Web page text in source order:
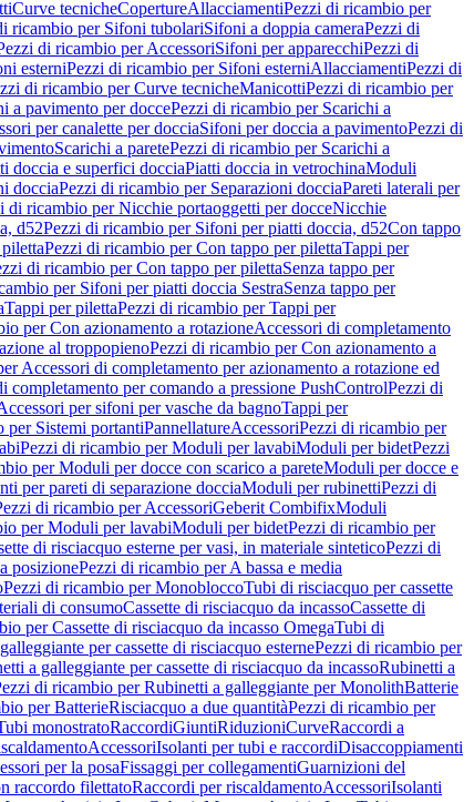
Curve tecnicheCopertureAllacciamentiPezzi di ricambio per
ricambio per Sifoni tubolariSifoni a doppia cameraPezzi di
di ricambio per AccessoriSifoni per apparecchiPezzi di
esterniPezzi di ricambio per Sifoni esterniAllacciamentiPezzi di
di ricambio per Curve tecnicheManicottiPezzi di ricambio per
a pavimento per doccePezzi di ricambio per Scarichi a
per canalette per docciaSifoni per doccia a pavimentoPezzi di
Scarichi a paretePezzi di ricambio per Scarichi a
doccia e superfici docciaPiatti doccia in vetrochinaModuli
docciaPezzi di ricambio per Separazioni docciaPareti laterali per
di ricambio per Nicchie portaoggetti per docceNicchie
d52Pezzi di ricambio per Sifoni per piatti doccia, d52Con tappo
Pezzi di ricambio per Con tappo per pilettaTappi per
di ricambio per Con tappo per pilettaSenza tappo per
per Sifoni per piatti doccia SestraSenza tappo per
Tappi per pilettaPezzi di ricambio per Tappi per
per Con azionamento a rotazioneAccessori di completamento
al troppopienoPezzi di ricambio per Con azionamento a
Accessori di completamento per azionamento a rotazione ed
completamento per comando a pressione PushControlPezzi di
per sifoni per vasche da bagnoTappi per
per Sistemi portantiPannellatureAccessoriPezzi di ricambio per
Pezzi di ricambio per Moduli per lavabiModuli per bidetPezzi
per Moduli per docce con scarico a pareteModuli per docce e
per pareti di separazione docciaModuli per rubinettiPezzi di
di ricambio per AccessoriGeberit CombifixModuli
per Moduli per lavabiModuli per bidetPezzi di ricambio per
di risciacquo esterne per vasi, in materiale sinteticoPezzi di
posizionePezzi di ricambio per A bassa e media
Pezzi di ricambio per MonobloccoTubi di risciacquo per cassette
di consumoCassette di risciacquo da incassoCassette di
per Cassette di risciacquo da incasso OmegaTubi di
per cassette di risciacquo esternePezzi di ricambio per
a galleggiante per cassette di risciacquo da incassoRubinetti a
di ricambio per Rubinetti a galleggiante per MonolithBatterie
per BatterieRisciacquo a due quantitàPezzi di ricambio per
monostratoRaccordiGiuntiRiduzioniCurveRaccordi a
AccessoriIsolanti per tubi e raccordiDisaccoppiamenti
per la posaFissaggi per collegamentiGuarnizioni del
raccordo filettatoRaccordi per riscaldamentoAccessoriIsolanti